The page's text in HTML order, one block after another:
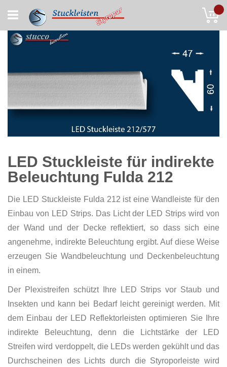
to
Content
LED Stuckleiste für indirekte
Beleuchtung Fulda 212
Die LED Stuckleiste Fulda 212 ist eine Wandleiste für den
Einbau von LED Strips. Das Licht der LED Strips wird von
der Wand und der Decke reflektiert, so dass sich eine
angenehme, indirekte Beleuchtung ergibt. Auf diese Weise
erzeugen Sie Wandbeleuchtung und Deckenbeleuchtung
in einem.
Der Plexistreifen schützt Ihre LED Strips vor Staub und
Insekten und kann bei Bedarf leicht gereinigt werden. Mit
dem Einbau der LED Reflektorleisten optimieren Sie Ihre
indirekte Beleuchtung, denn die Lichtstärke der LED
Streifen wird verdoppelt, die LEDs werden gekühlt und das
Durchscheinen des Lichts durch die Styroporleiste wird